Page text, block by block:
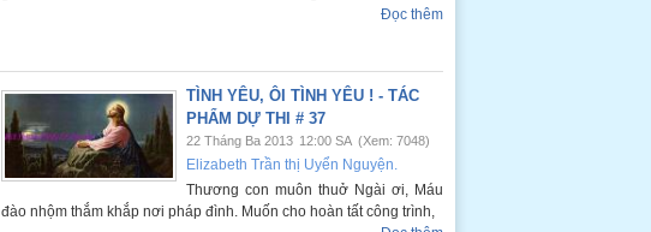
Đọc thêm
TÌNH YÊU, ÔI TÌNH YÊU ! - TÁC
PHẨM DỰ THI # 37
22 Tháng Ba 2013 12:00 SA (Xem: 7048)
Elizabeth Trần thị Uyển Nguyện.
Thương con muôn thuở Ngài ơi, Máu
đào nhộm thắm khắp nơi pháp đình. Muốn cho hoàn tất công trình,